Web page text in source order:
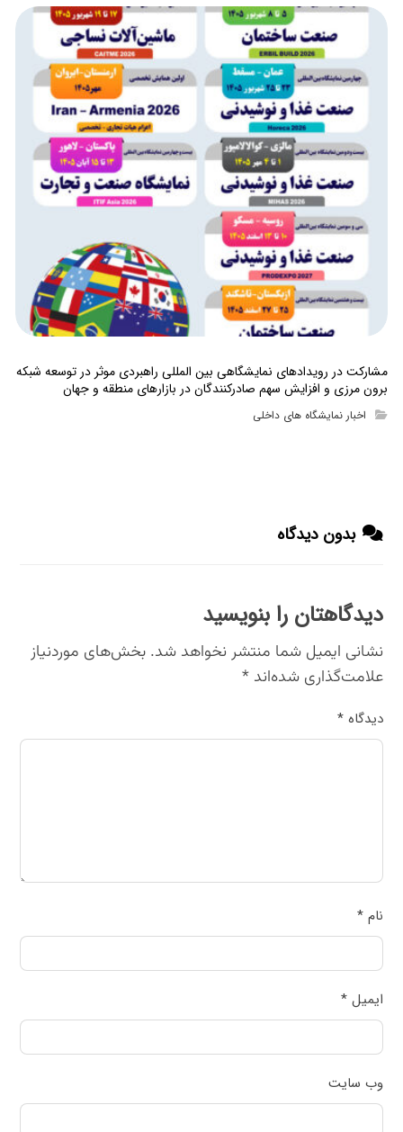
مشارکت در رویدادهای نمایشگاهی بین المللی راهبردی موثر در توسعه شبکه
برون مرزی و افزایش سهم صادرکنندگان در بازارهای منطقه و جهان
اخبار نمایشگاه های داخلی
بدون دیدگاه
دیدگاهتان را بنویسید
نشانی ایمیل شما منتشر نخواهد شد. بخش‌های موردنیاز
علامت‌گذاری شده‌اند*
دیدگاه*
نام*
ایمیل*
وب‌ سایت